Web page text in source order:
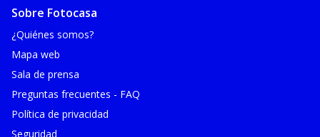
Sobre Fotocasa
¿Quiénes somos?
Mapa web
Sala de prensa
Preguntas frecuentes - FAQ
Política de privacidad
Seguridad